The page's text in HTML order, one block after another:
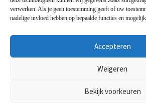
verwerken. Als je geen toestemming geeft of uw
nadelige invloed hebben op bepaalde functies en
Accepteren
Weigeren
Bekijk voorkeuren
Privacybeleid-Verzending en retouren-
voorwaarden-Disclaimert-
Contact